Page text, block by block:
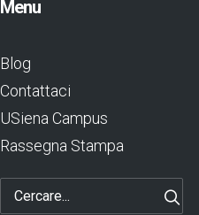
Menu
Blog
Contattaci
USiena Campus
Rassegna Stampa